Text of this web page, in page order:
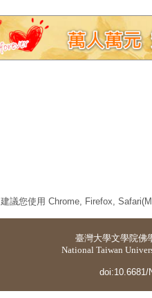
建議您使用 Chrome, Firefox,
臺灣大學文學院佛
National Taiwan
doi:10.6681/